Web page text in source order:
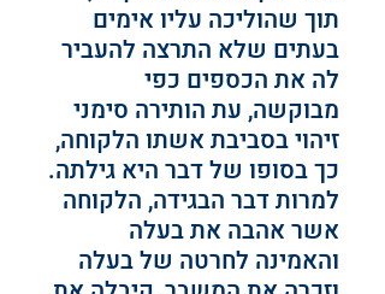
תוך שהוליכה עליו אימים
בעתים שלא התרצה להעביר
לה את הכספים כפי
מבוקשה, עת הותירה סימני
זיהוי בסביבת אשתו הלקוחה,
כך בסופו של דבר היא גילתה.
למרות דבר הבגידה, הלקוחה
אשר אהבה את בעלה
והאמינה לחרטה של בעלה